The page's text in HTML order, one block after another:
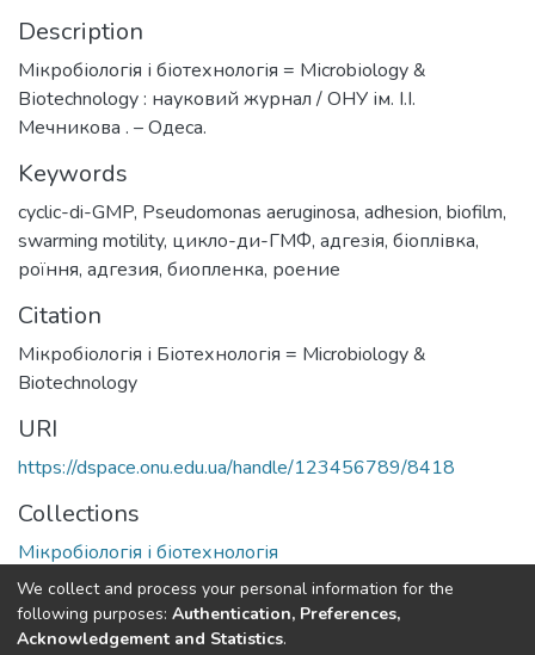
Description
Мікробіологія і біотехнологія = Mіcrobіology &
Bіotechnology : науковий журнал / ОНУ ім. І.І.
Мечникова . – Одеса.
Keywords
cyclic-di-GMP, Pseudomonas aeruginosa, adhesion, biofilm,
swarming motility, цикло-ди-ГМФ, адгезія, біоплівка,
роїння, адгезия, биопленка, роение
Citation
Мікробіологія і Біотехнологія = Microbiology &
Biotechnology
URI
https://dspace.onu.edu.ua/handle/123456789/8418
Collections
Мікробіологія і біотехнологія
Full item page
We collect and process your personal information for the
following purposes: Authentication, Preferences,
Acknowledgement and Statistics.